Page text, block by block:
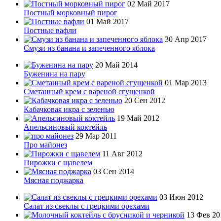
02 Май 2017
Постный морковный пирог
01 Май 2017
Постные вафли
30 Апр 2017
Смузи из банана и запеченного яблока
20 Май 2014
Буженина на пару
01 Мар 2013
Сметанный крем с вареной сгущенкой
20 Сен 2012
Кабачковая икра с зеленью
19 Май 2012
Апельсиновый коктейль
29 Мар 2011
Про майонез
11 Авг 2012
Пирожки с щавелем
03 Сен 2014
Мясная поджарка
03 Июн 2012
Салат из свеклы с грецкими орехами
13 Фев